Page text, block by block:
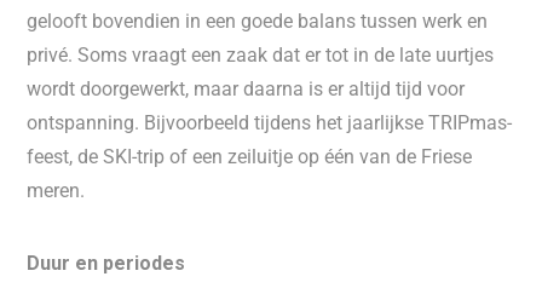
gelooft bovendien in een goede balans tussen werk en
privé. Soms vraagt een zaak dat er tot in de late uurtjes
wordt doorgewerkt, maar daarna is er altijd tijd voor
ontspanning. Bijvoorbeeld tijdens het jaarlijkse TRIPmas-
feest, de SKI-trip of een zeiluitje op één van de Friese
meren.
Duur en periodes